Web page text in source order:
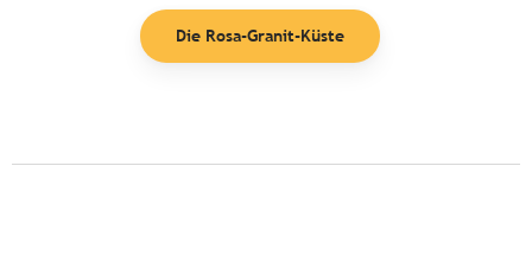
Die Rosa-Granit-Küste